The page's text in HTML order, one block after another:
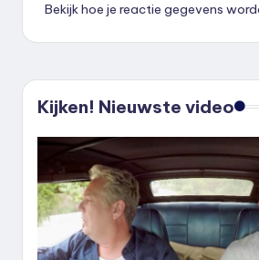
Bekijk hoe je reactie gegevens
Kijken! Nieuwste video